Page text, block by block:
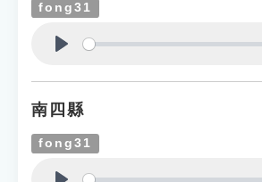
fong31
南四縣
fong31